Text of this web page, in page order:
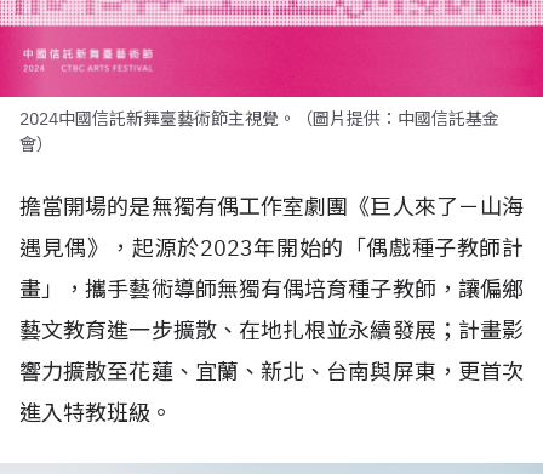
2024中國信託新舞臺藝術節主視覺。（圖片提供：中國信託基金
會）
擔當開場的是無獨有偶工作室劇團《巨人來了－山海
遇見偶》，起源於2023年開始的「偶戲種子教師計
畫」，攜手藝術導師無獨有偶培育種子教師，讓偏鄉
藝文教育進一步擴散、在地扎根並永續發展；計畫影
響力擴散至花蓮、宜蘭、新北、台南與屏東，更首次
進入特教班級。